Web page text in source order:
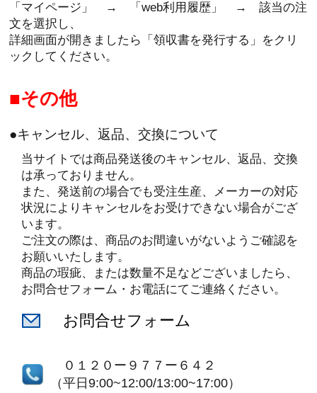
「マイページ」 → 「web利用履歴」 → 該当の注
文を選択し、
詳細画面が開きましたら「領収書を発行する」をクリ
ックしてください。
その他
●キャンセル、返品、交換について
当サイトでは商品発送後のキャンセル、返品、交換
は承っておりません。
また、発送前の場合でも受注生産、メーカーの対応
状況によりキャンセルをお受けできない場合がござ
います。
ご注文の際は、商品のお間違いがないようご確認を
お願いいたします。
商品の瑕疵、または数量不足などございましたら、
お問合せフォーム・お電話にてご連絡ください。
お問合せフォーム
０１２０ー９７７ー６４２
（平日9:00~12:00/13:00~17:00）